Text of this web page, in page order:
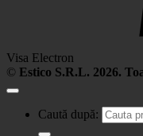
Visa Electron
© Estico S.R.L. 2026.
Caută după: